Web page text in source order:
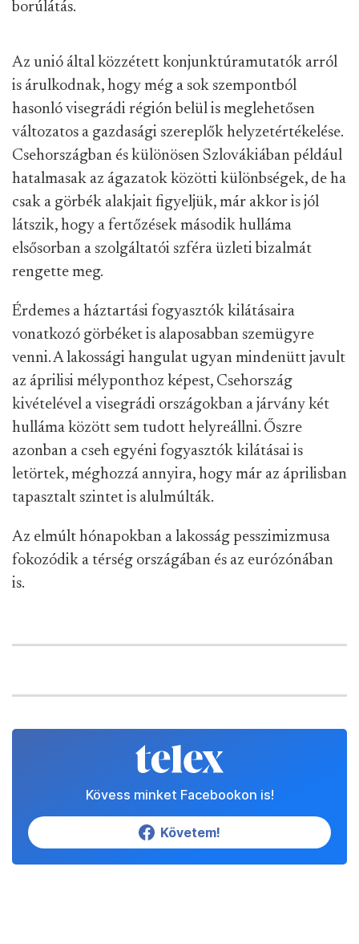
borúlátás.
Az unió által közzétett konjunktúramutatók arról
is árulkodnak, hogy még a sok szempontból
hasonló visegrádi régión belül is meglehetősen
változatos a gazdasági szereplők helyzetértékelése.
Csehországban és különösen Szlovákiában például
hatalmasak az ágazatok közötti különbségek, de ha
csak a görbék alakjait figyeljük, már akkor is jól
látszik, hogy a fertőzések második hulláma
elsősorban a szolgáltatói szféra üzleti bizalmát
rengette meg.
Érdemes a háztartási fogyasztók kilátásaira
vonatkozó görbéket is alaposabban szemügyre
venni. A lakossági hangulat ugyan mindenütt javult
az áprilisi mélyponthoz képest, Csehország
kivételével a visegrádi országokban a járvány két
hulláma között sem tudott helyreállni. Őszre
azonban a cseh egyéni fogyasztók kilátásai is
letörtek, méghozzá annyira, hogy már az áprilisban
tapasztalt szintet is alulmúlták.
Az elmúlt hónapokban a lakosság pesszimizmusa
fokozódik a térség országában és az eurózónában
is.
Kövess minket Facebookon is!
Követem!